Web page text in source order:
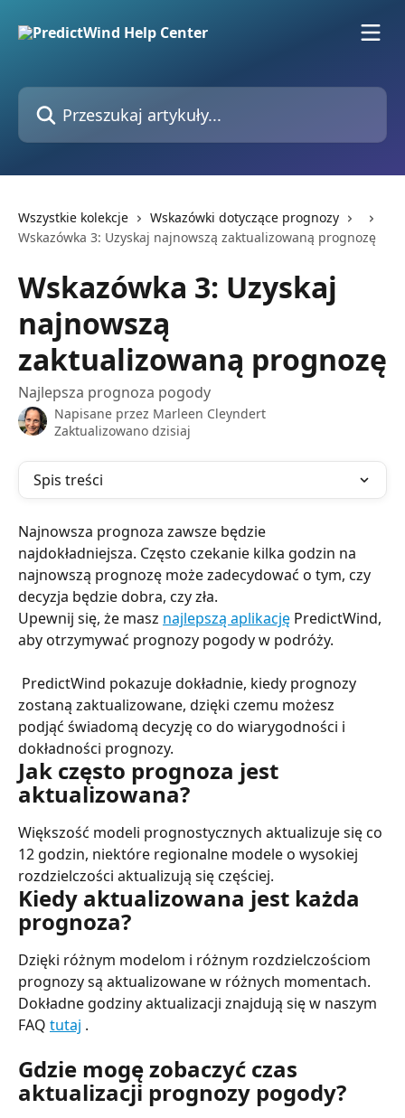
Przeszukaj artykuły...
Wszystkie kolekcje
Wskazówki dotyczące prognozy
Wskazówka 3: Uzyskaj najnowszą zaktualizowaną prognozę
Wskazówka 3: Uzyskaj
najnowszą
zaktualizowaną prognozę
Najlepsza prognoza pogody
Napisane przez Marleen Cleyndert
Zaktualizowano dzisiaj
Spis treści
Najnowsza prognoza zawsze będzie
najdokładniejsza. Często czekanie kilka godzin na
najnowszą prognozę może zadecydować o tym, czy
decyzja będzie dobra, czy zła.
Upewnij się, że masz najlepszą aplikację PredictWind,
aby otrzymywać prognozy pogody w podróży.
zostaną zaktualizowane, dzięki czemu możesz
podjąć świadomą decyzję co do wiarygodności i
dokładności prognozy.
Jak często prognoza jest
aktualizowana?
Większość modeli prognostycznych aktualizuje się co
12 godzin, niektóre regionalne modele o wysokiej
rozdzielczości aktualizują się częściej.
Kiedy aktualizowana jest każda
prognoza?
Dzięki różnym modelom i różnym rozdzielczościom
prognozy są aktualizowane w różnych momentach.
Dokładne godziny aktualizacji znajdują się w naszym
FAQ tutaj .
Gdzie mogę zobaczyć czas
aktualizacji prognozy pogody?